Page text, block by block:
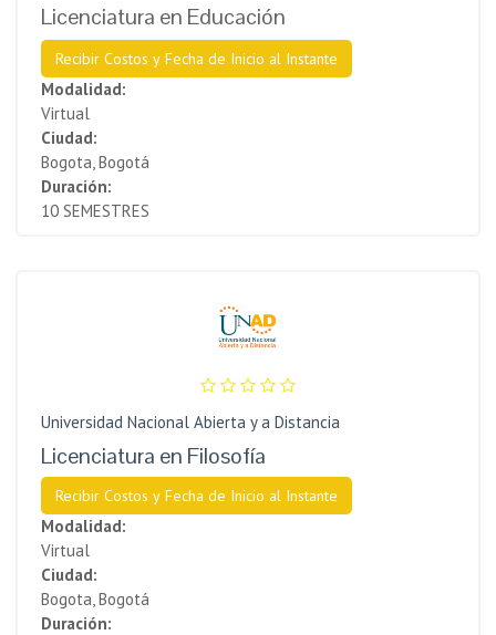
Licenciatura en Educación
Recibir Costos y Fecha de Inicio al Instante
Modalidad:
Virtual
Ciudad:
Bogota, Bogotá
Duración:
10 SEMESTRES
Universidad Nacional Abierta y a Distancia
Licenciatura en Filosofía
Recibir Costos y Fecha de Inicio al Instante
Modalidad:
Virtual
Ciudad:
Bogota, Bogotá
Duración: